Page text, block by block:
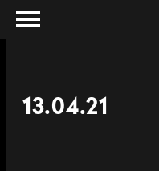
13.04.21